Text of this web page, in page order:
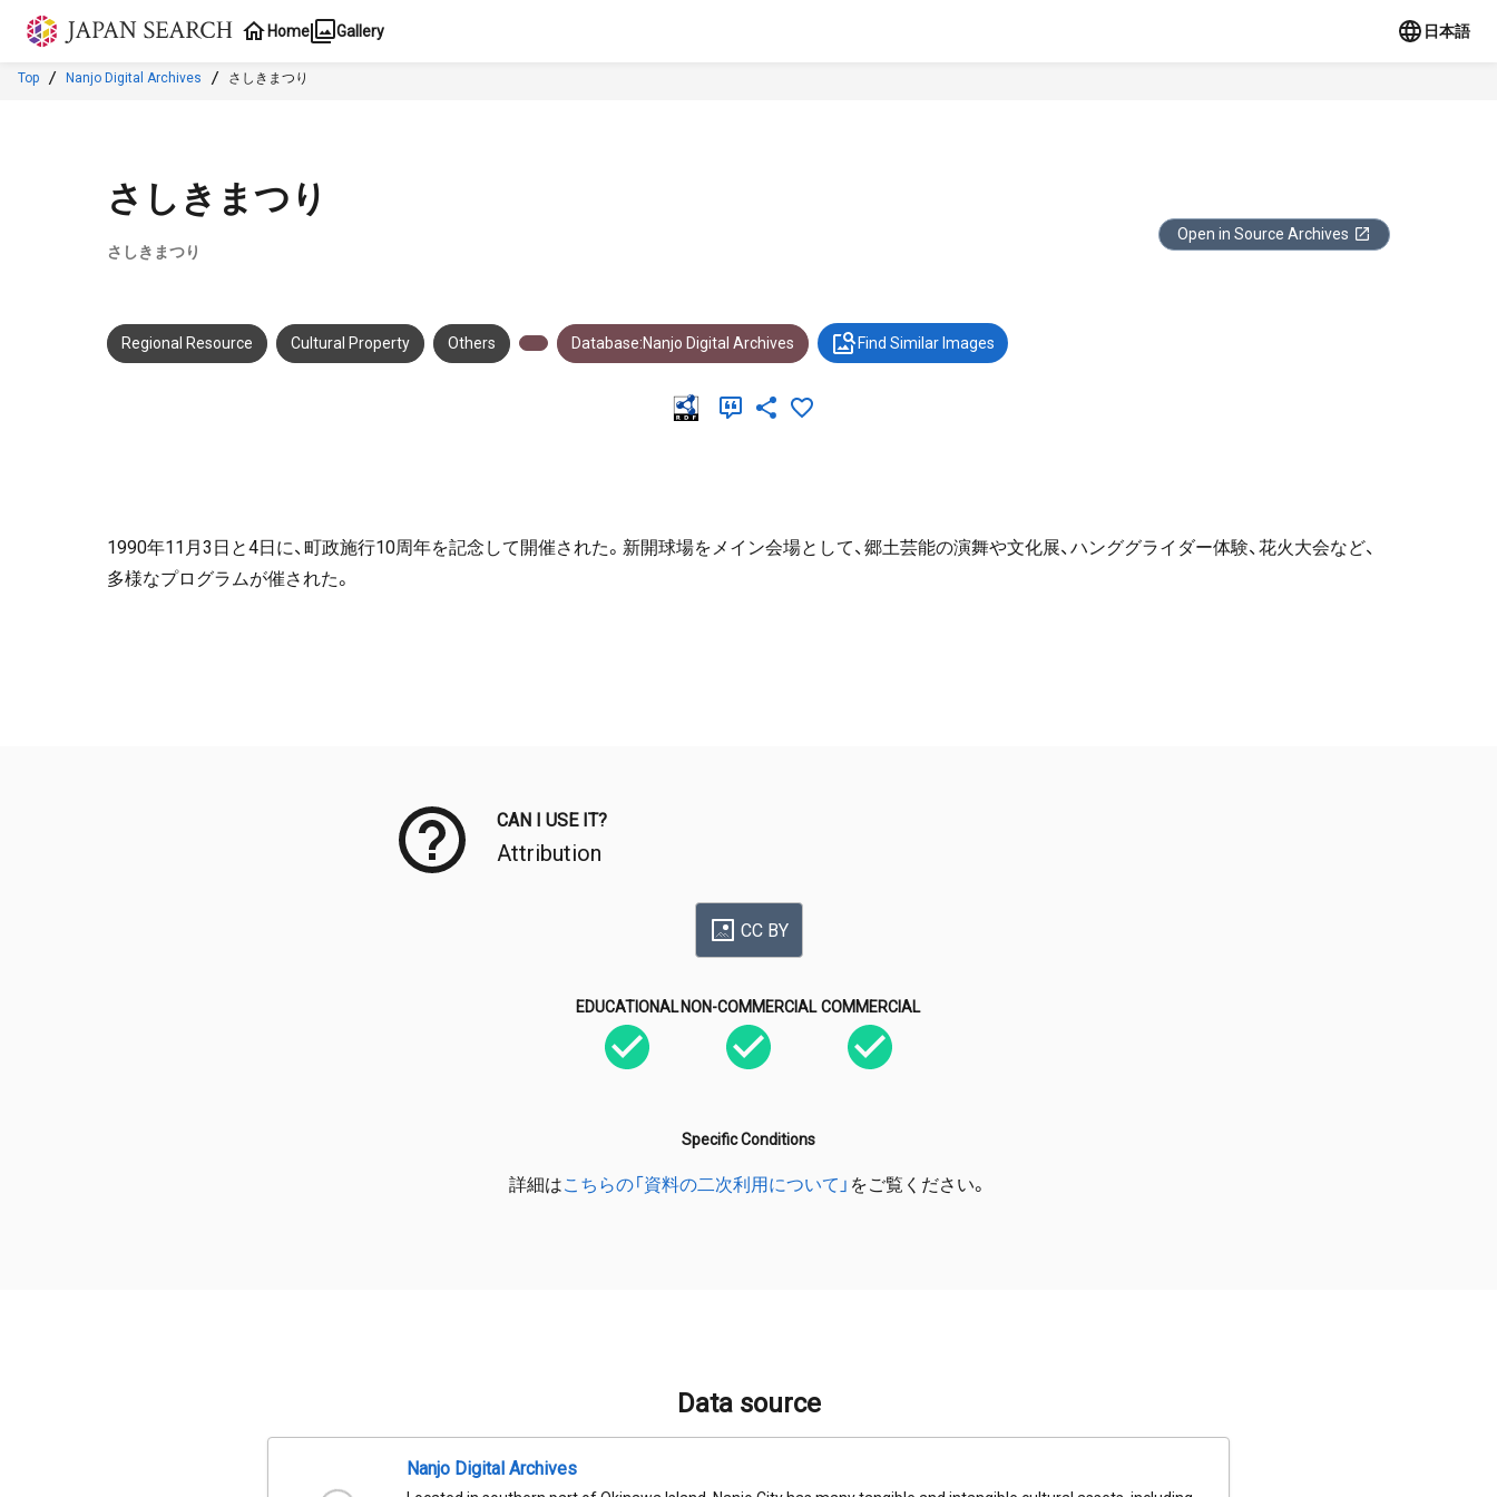
Jump to main content
Home Gallery 日本語
Top Nanjo Digital Archives さしきまつり
さしきまつり
さしきまつり
Open in Source Archives
Regional Resource Cultural Property Others Database:Nanjo Digital Archives Find Similar Images
1990年11月3日と4日に、町政施行10周年を記念して開催された。新開球場をメイン会場として、郷土芸能の演舞や文化展、ハンググライダー体験、花火大会など、
多様なプログラムが催された。
CAN I USE IT?
Attribution
CC BY
EDUCATIONAL NON-COMMERCIAL COMMERCIAL
Specific Conditions
詳細はこちらの「資料の二次利用について」 をご覧ください。
Data source
Nanjo Digital Archives